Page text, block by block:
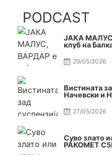
PODCAST
ЈАКА
клуб на
29/05/2026
Вистината
Начевски и
27/05/2026
Суво злато
РАКОМЕТ